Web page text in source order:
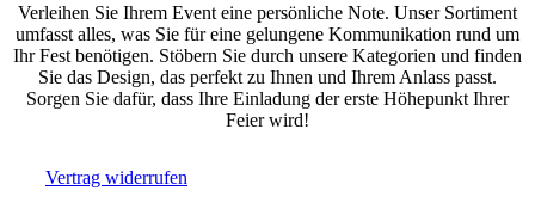
Verleihen Sie Ihrem Event eine persönliche Note. Unser Sortiment
umfasst alles, was Sie für eine gelungene Kommunikation rund um
Ihr Fest benötigen. Stöbern Sie durch unsere Kategorien und finden
Sie das Design, das perfekt zu Ihnen und Ihrem Anlass passt.
Sorgen Sie dafür, dass Ihre Einladung der erste Höhepunkt Ihrer
Feier wird!
Vertrag widerrufen